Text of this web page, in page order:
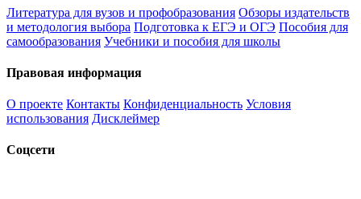
Литература для вузов и профобразования Обзоры издательств
и методология выбора Подготовка к ЕГЭ и ОГЭ Пособия для
самообразования Учебники и пособия для школы
Правовая информация
О проекте Контакты Конфиденциальность Условия
использования Дисклеймер
Соцсети